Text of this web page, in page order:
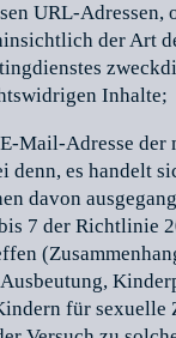
URL-Adressen,
der Art
Inhalte;
Mail-Adresse der
denn, es handelt
davon
7 der Richtlinie
für sexuelle